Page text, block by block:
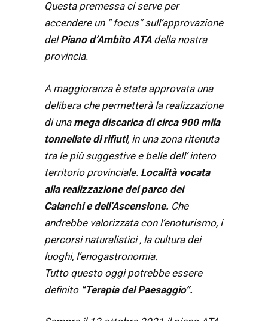
Questa premessa ci serve per
accendere un “ focus” sull’approvazione
delPiano d’Ambito ATAdella nostra
provincia.
A maggioranza è stata approvata una
delibera che permetterà la realizzazione
di unamega discarica di circa 900 mila
tonnellate di rifiuti, in una zona ritenuta
tra le più suggestive e belle dell’ intero
territorio provinciale. Località vocata
alla realizzazione del parco dei
Calanchi e dell’Ascensione. Che
andrebbe valorizzata con l’enoturismo, i
percorsi naturalistici , la cultura dei
luoghi, l’enogastronomia.
Tutto questo oggi potrebbe essere
definito “Terapia del Paesaggio”.